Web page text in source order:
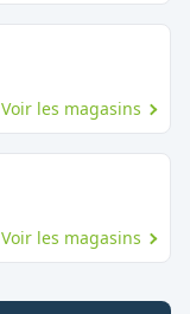
Voir les magasins
Voir les magasins